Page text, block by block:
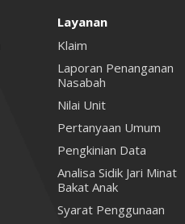
Layanan
Klaim
Laporan Penanganan
Nasabah
Nilai Unit
Pertanyaan Umum
Pengkinian Data
Analisa Sidik Jari Minat
Bakat Anak
Syarat Penggunaan